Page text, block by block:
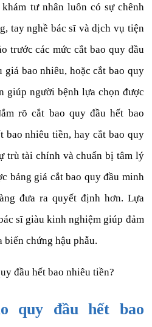
tư nhân luôn có sự chênh
tay nghề bác sĩ và dịch vụ tiện
trước các mức cắt bao quy đầu
giá bao nhiêu, hoặc cắt bao quy
giúp người bệnh lựa chọn được
rõ cắt bao quy đầu hết bao
bao nhiêu tiền, hay cắt bao quy
trù tài chính và chuẩn bị tâm lý
bảng giá cắt bao quy đầu minh
đưa ra quyết định hơn. Lựa
sĩ giàu kinh nghiệm giúp đảm
biến chứng hậu phẫu.
quy đầu hết bao